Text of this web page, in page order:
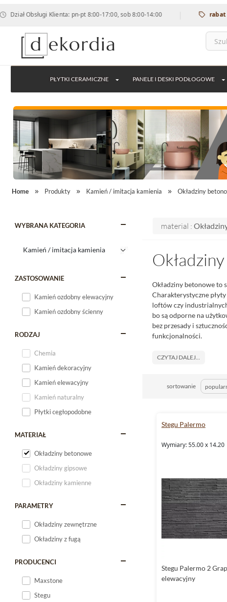
Klienta: pn-pt 8:00-17:00, sob 8:00-14:00 | rabat 12% na
PŁYTKI CERAMICZNE PANELE I DESKI PODŁOGOWE
Home Produkty Kamień / imitacja kamienia Okładziny
WYBRANA KATEGORIA
ZASTOSOWANIE
Kamień ozdobny elewacyjny
Kamień ozdobny ścienny
RODZAJ
Chemia
Kamień dekoracyjny
Kamień elewacyjny
Kamień naturalny
Płytki cegłopodobne
MATERIAŁ
Okładziny betonowe
Okładziny gipsowe
Okładziny kamienne
PARAMETRY
Okładziny zewnętrzne
Okładziny z fugą
PRODUCENCI
Maxstone
Stegu
material :
Okładziny betonowe to
Charakterystyczne
loftów czy
bo są odporne na
bez przesady i
funkcjonalności.
CZYTAJ DALEJ...
sortowanie
Stegu Palermo
Wymiary: 55.00 x 14.20
Stegu Palermo 2
elewacyjny